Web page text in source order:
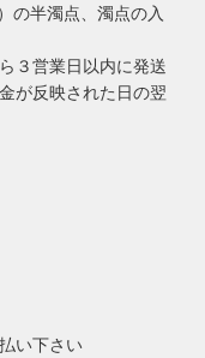
の半濁点、濁点の入
３営業日以内に発送
が反映された日の翌
い下さい